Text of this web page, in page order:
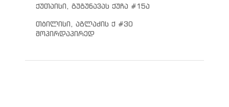
ქუთაისი, გუგუნავას ქუჩა #15ა
თბილისი, აგლაძის ქ #30
მოპირდაპირედ